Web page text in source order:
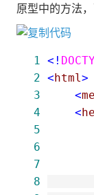
原型中的方法
1 <!
2 <html >
3
<
4
<
5
6
7
8